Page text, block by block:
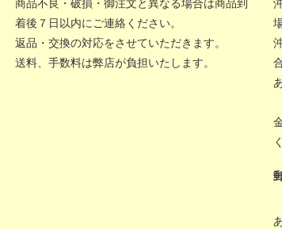
商品不良・破損・御注文と異なる場合は商品到
着後７日以内にご連絡ください。
返品・交換の対応をさせていただきます。
送料、手数料は弊店が負担いたします。